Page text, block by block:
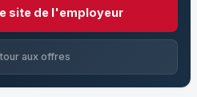
site de l'employeur
aux offres